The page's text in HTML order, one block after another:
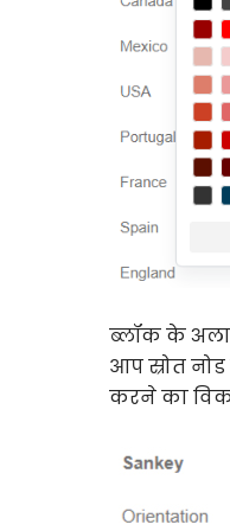
ब्लॉक के
आप स्रोत
करने का